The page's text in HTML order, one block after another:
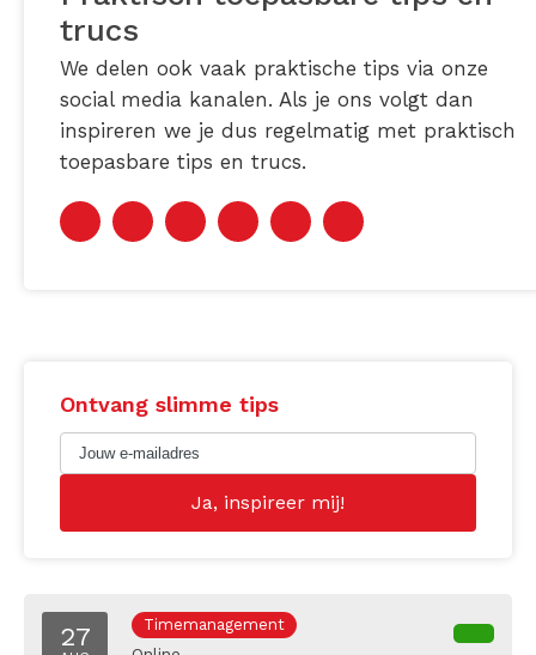
trucs
We delen ook vaak praktische tips via onze
social media kanalen. Als je ons volgt dan
inspireren we je dus regelmatig met praktisch
toepasbare tips en trucs.
Ontvang slimme tips
27 Timemanagement